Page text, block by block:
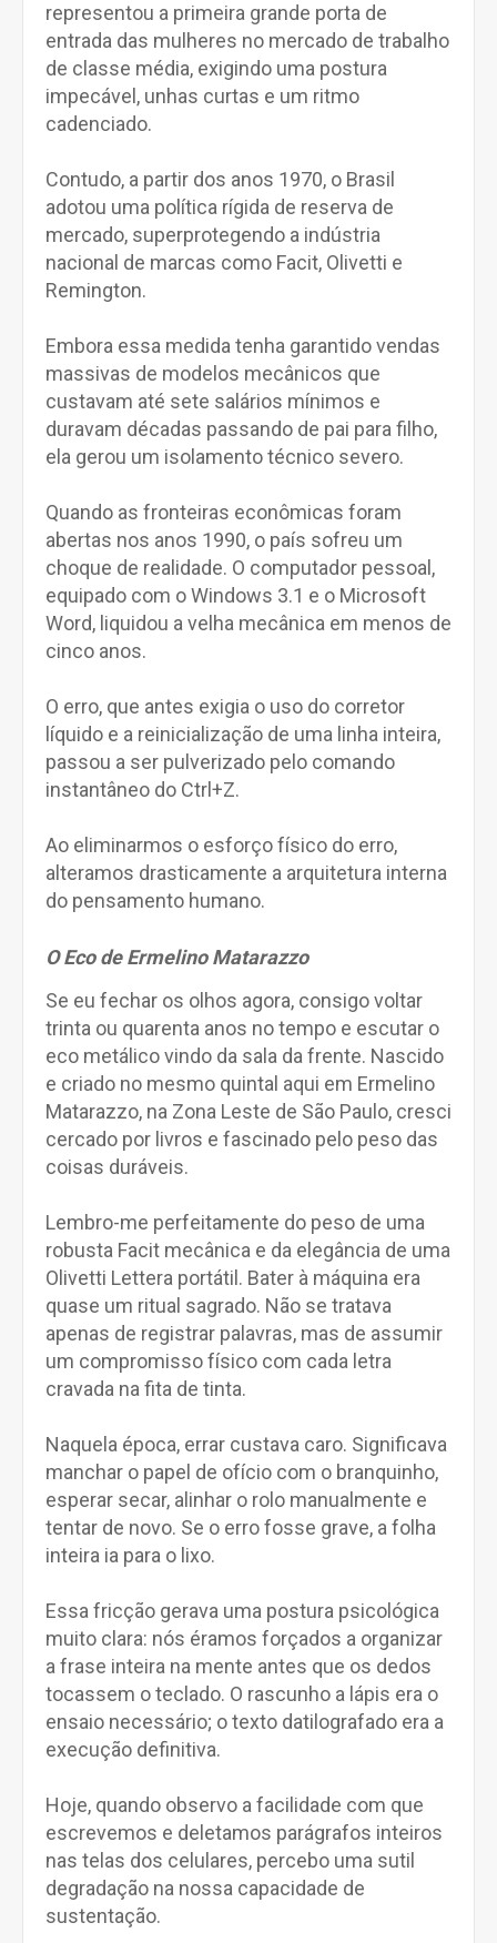
representou a primeira grande porta de
entrada das mulheres no mercado de trabalho
de classe média, exigindo uma postura
impecável, unhas curtas e um ritmo
cadenciado.
Contudo, a partir dos anos 1970, o Brasil
adotou uma política rígida de reserva de
mercado, superprotegendo a indústria
nacional de marcas como Facit, Olivetti e
Remington.
Embora essa medida tenha garantido vendas
massivas de modelos mecânicos que
custavam até sete salários mínimos e
duravam décadas passando de pai para filho,
ela gerou um isolamento técnico severo.
Quando as fronteiras econômicas foram
abertas nos anos 1990, o país sofreu um
choque de realidade. O computador pessoal,
equipado com o Windows 3.1 e o Microsoft
Word, liquidou a velha mecânica em menos de
cinco anos.
O erro, que antes exigia o uso do corretor
líquido e a reinicialização de uma linha inteira,
passou a ser pulverizado pelo comando
instantâneo do Ctrl+Z.
Ao eliminarmos o esforço físico do erro,
alteramos drasticamente a arquitetura interna
do pensamento humano.
O Eco de Ermelino Matarazzo
Se eu fechar os olhos agora, consigo voltar
trinta ou quarenta anos no tempo e escutar o
eco metálico vindo da sala da frente. Nascido
e criado no mesmo quintal aqui em Ermelino
Matarazzo, na Zona Leste de São Paulo, cresci
cercado por livros e fascinado pelo peso das
coisas duráveis.
Lembro-me perfeitamente do peso de uma
robusta Facit mecânica e da elegância de uma
Olivetti Lettera portátil. Bater à máquina era
quase um ritual sagrado. Não se tratava
apenas de registrar palavras, mas de assumir
um compromisso físico com cada letra
cravada na fita de tinta.
Naquela época, errar custava caro. Significava
manchar o papel de ofício com o branquinho,
esperar secar, alinhar o rolo manualmente e
tentar de novo. Se o erro fosse grave, a folha
inteira ia para o lixo.
Essa fricção gerava uma postura psicológica
muito clara: nós éramos forçados a organizar
a frase inteira na mente antes que os dedos
tocassem o teclado. O rascunho a lápis era o
ensaio necessário; o texto datilografado era a
execução definitiva.
Hoje, quando observo a facilidade com que
escrevemos e deletamos parágrafos inteiros
nas telas dos celulares, percebo uma sutil
degradação na nossa capacidade de
sustentação.